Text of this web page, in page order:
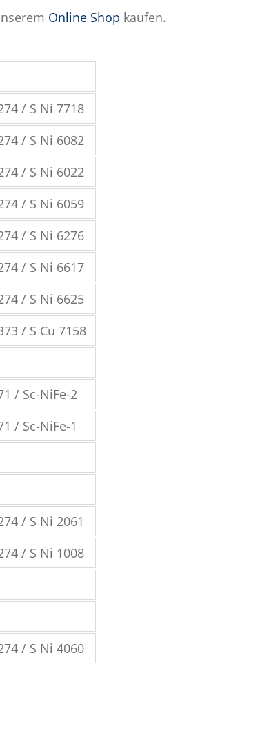
Online Shop kaufen.
/ S Ni 7718
/ S Ni 6082
/ S Ni 6022
/ S Ni 6059
/ S Ni 6276
/ S Ni 6617
/ S Ni 6625
/ S Cu 7158
/ Sc-NiFe-2
/ Sc-NiFe-1
/ S Ni 2061
/ S Ni 1008
/ S Ni 4060